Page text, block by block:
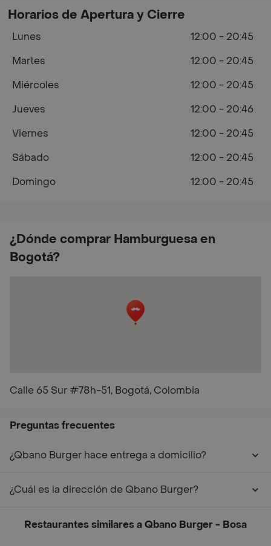
¿Dónde comprar Hamburguesa en
Bogotá?
Calle 65 Sur #78h-51, Bogotá, Colombia
Horarios de Apertura y Cierre
Lunes
12:00 - 20:45
Martes
12:00 - 20:45
Miércoles
12:00 - 20:45
Jueves
12:00 - 20:46
Viernes
12:00 - 20:45
Sábado
12:00 - 20:45
Domingo
12:00 - 20:45
Preguntas frecuentes
¿Qbano Burger hace entrega a domicilio?
¿Cuál es la dirección de Qbano Burger?
Restaurantes similares a Qbano Burger - Bosa